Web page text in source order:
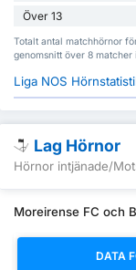
Över 13
Totalt antal matchhörnor
genomsnitt över 8
Liga NOS
Lag Hörnor
Hörnor intjänade/
Moreirense FC och
DATA